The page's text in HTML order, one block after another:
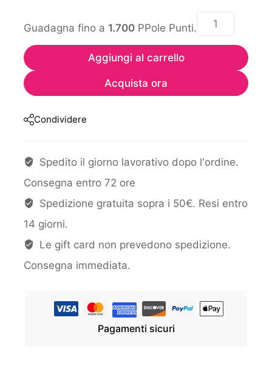
Guadagna fino a 1.700 PPole Punti.
Aggiungi al carrello
Acquista ora
Condividere
Spedito il giorno lavorativo dopo l'ordine.
Consegna entro 72 ore
Spedizione gratuita sopra i 50€. Resi entro
14 giorni.
Le gift card non prevedono spedizione.
Consegna immediata.
Pagamenti sicuri